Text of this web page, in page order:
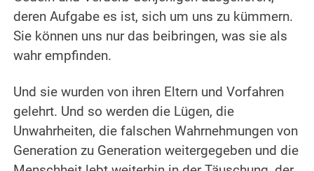
deren Aufgabe es ist, sich um uns zu kümmern.
Sie können uns nur das beibringen, was sie als
wahr empfinden.
Und sie wurden von ihren Eltern und Vorfahren
gelehrt. Und so werden die Lügen, die
Unwahrheiten, die falschen Wahrnehmungen von
Generation zu Generation weitergegeben und die